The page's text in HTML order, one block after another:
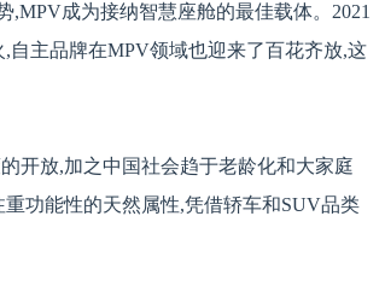
成为接纳智慧座舱的最佳载体。2021
主品牌在MPV领域也迎来了百花齐放,这
开放,加之中国社会趋于老龄化和大家庭
功能性的天然属性,凭借轿车和SUV品类